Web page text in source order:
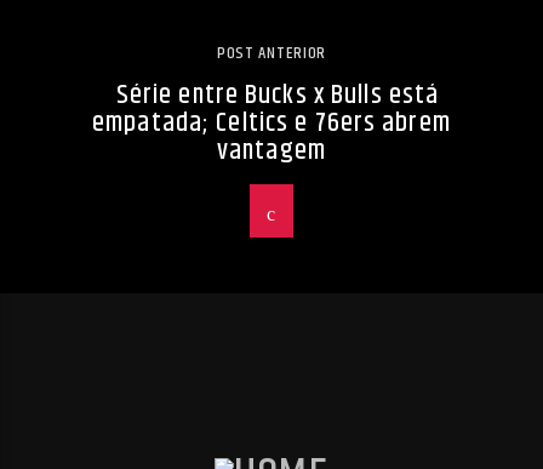
POST ANTERIOR
Série entre Bucks x Bulls está
empatada; Celtics e 76ers abrem
vantagem